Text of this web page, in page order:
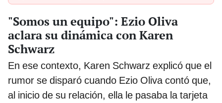
"Somos un equipo": Ezio Oliva
aclara su dinámica con Karen
Schwarz
En ese contexto, Karen Schwarz explicó que el
rumor se disparó cuando Ezio Oliva contó que,
al inicio de su relación, ella le pasaba la tarjeta